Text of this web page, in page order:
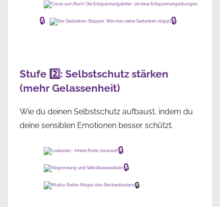
🔒 🔒
Stufe 2️⃣: Selbstschutz stärken
(mehr Gelassenheit)
Wie du deinen Selbstschutz aufbaust, indem du
deine sensiblen Emotionen besser schützt.
🔒
🔒
🔒